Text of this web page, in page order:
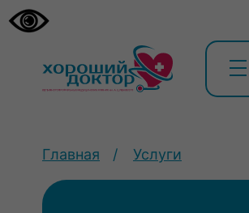
Главная / Услуги